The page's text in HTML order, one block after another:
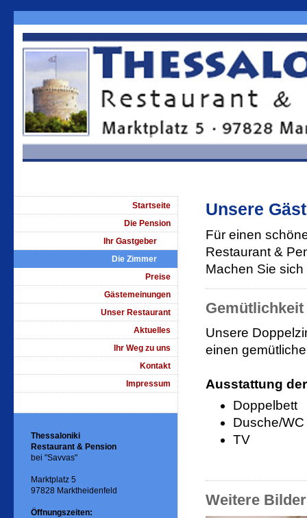
Unsere
Für einen
Restaurant &
Machen Sie
Unsere
einen
Ausstattung
Doppelbett
Dusche/WC
TV
Weitere
Startseite
Die Pension
Ihr Gastgeber
Die Zimmer
Preise
Gästemeinungen
Unser Restaurant
Aktuelles
Ihr Weg zu uns
Kontakt
Impressum
Thessaloniki
Restaurant & Pension
bei "Savvas"
Marktplatz 5
97828 Marktheidenfeld
Öffnungszeiten: